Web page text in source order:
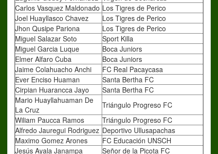
Carlos Vasquez Maldonado Los Tigres de Perico
Joel Huayllasco Chavez
Los Tigres de Perico
Jhon Qusipe Pariona
Los Tigres de Perico
Miguel Salazar Soto
Sport Killa
Miguel Garcia Luque
Boca Juniors
Elmer Alfaro Cuba
Boca Juniors
Jaime Colahuacho Anchi
FC Real Pacaycasa
Ever Enciso Huaman
Santa Bertha FC
Cirpian Huarancca Jayo
Santa Bertha FC
Mario Huayllahuaman De
La Cruz
Triángulo Progreso FC
Wiliam Paucca Ramos
Triángulo Progreso FC
Alfredo Jauregui Rodriguez Deportivo Ullusapachas
Maximo Gomez Arones
FC Educación UNSCH
Jesús Ayala Janampa
Señor de la Picota FC